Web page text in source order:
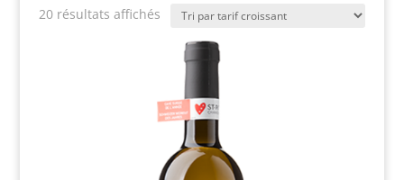
20 résultats affichésTrié
croissant